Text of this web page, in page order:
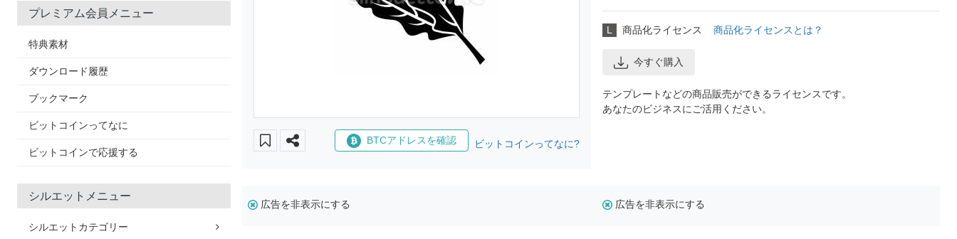
プレミアム会員メニュー
特典素材
ダウンロード履歴
ブックマーク
ビットコインってなに
ビットコインで応援する
シルエットメニュー
シルエットカテゴリー
BTCアドレスを確認 ビットコインってなに?
L 商品化ライセンス 商品化ライセンスとは？
今すぐ購入
テンプレートなどの商品販売ができるライセンスです。
あなたのビジネスにご活用ください。
広告を非表示にする 広告を非表示にする